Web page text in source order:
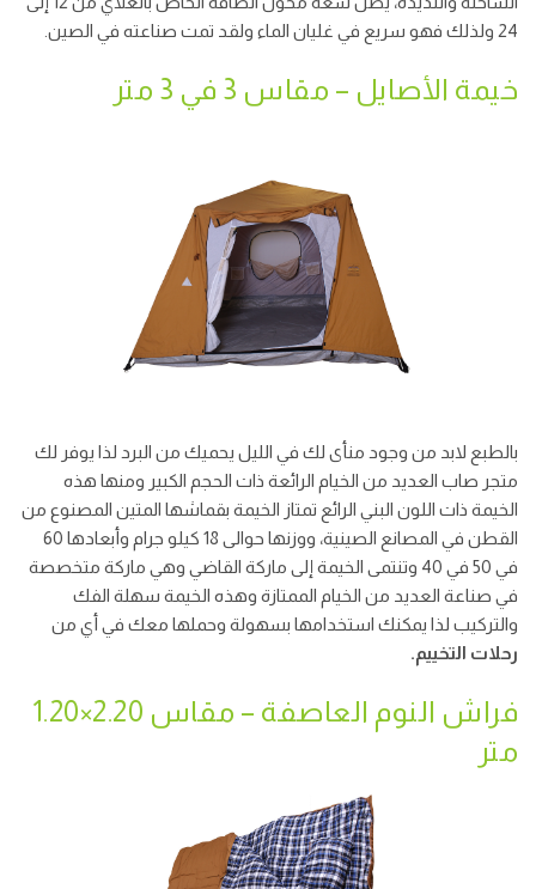
24 ولذلك فهو سريع في غليان الماء ولقد تمت صناعته في الصين.
خيمة الأصايل – مقاس 3 في 3 متر
بالطبع لابد من وجود منأى لك في الليل يحميك من البرد لذا يوفر لك
متجر صاب العديد من الخيام الرائعة ذات الحجم الكبير ومنها هذه
الخيمة ذات اللون البني الرائع تمتاز الخيمة بقماشها المتين المصنوع من
القطن في المصانع الصينية، ووزنها حوالى 18 كيلو جرام وأبعادها 60
في 50 في 40 وتنتمى الخيمة إلى ماركة القاضي وهي ماركة متخصصة
في صناعة العديد من الخيام الممتازة وهذه الخيمة سهلة الفك
والتركيب لذا يمكنك استخدامها بسهولة وحملها معك في أي من
رحلات التخييم.
فراش النوم العاصفة – مقاس 2.20×1.20
متر